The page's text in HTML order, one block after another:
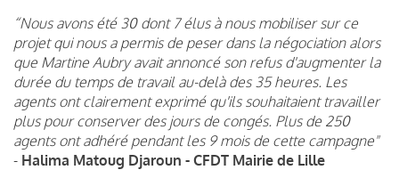
“Nous avons été 30 dont 7 élus à nous mobiliser sur ce
projet qui nous a permis de peser dans la négociation alors
que Martine Aubry avait annoncé son refus d'augmenter la
durée du temps de travail au-delà des 35 heures. Les
agents ont clairement exprimé qu'ils souhaitaient travailler
plus pour conserver des jours de congés. Plus de 250
agents ont adhéré pendant les 9 mois de cette campagne"
- Halima Matoug Djaroun - CFDT Mairie de Lille